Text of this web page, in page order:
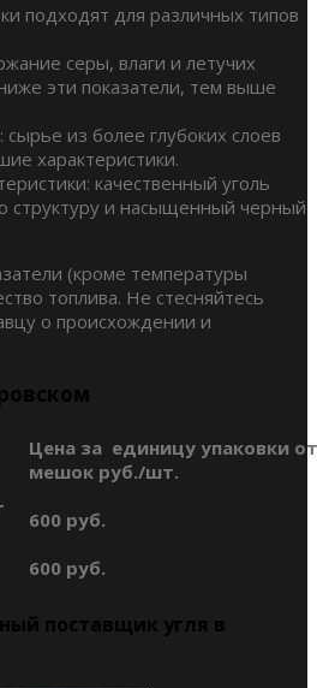
подходят для различных типов
серы, влаги и летучих
эти показатели, тем выше
сырье из более глубоких слоев
характеристики.
качественный уголь
структуру и насыщенный черный
(кроме температуры
топлива. Не стесняйтесь
о происхождении и
Цена за единицу упаковки
мешок руб./шт.
600 руб.
600 руб.
поставщик угля в